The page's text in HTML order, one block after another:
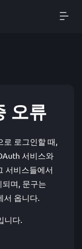
오류
로 로그인할 때,
서비스와
서비스들에서
며, 문구는
서 옵니다.
니다.